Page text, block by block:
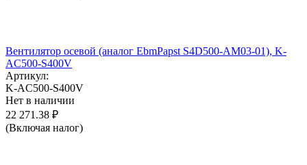
Вентилятор осевой (аналог EbmPapst S4D500-AM03-01), K-
AC500-S400V
Артикул:
K-AC500-S400V
Нет в наличии
22 271.38 ₽
(Включая налог)